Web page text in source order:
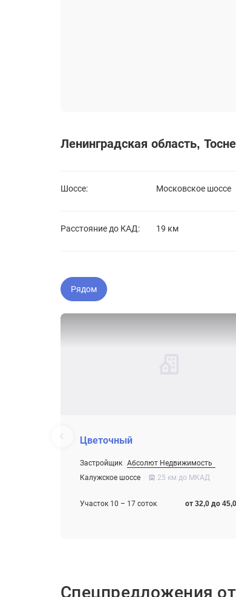
Ленинградская область
Шоссе: Московское шоссе
Расстояние до КАД: 19 км
Рядом
Цветочный
Застройщик Абсолют Недвижимость
Калужское шоссе
25 км до МКАД
Участок 10 – 17 соток от 32,0 до
Спецпредложения